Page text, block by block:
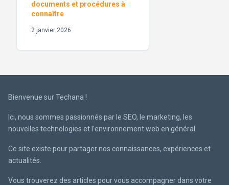
documents et procédures à
connaître
2 janvier 2026
Bienvenue sur Techana !
Ici, nous sommes passionnés par le SEO, le marketing, les
nouvelles technologies et l'environnement web en général.
Ce site existe pour partager nos connaissances, expériences et
actualités.
Vous trouverez des articles pour vous accompagner dans votre